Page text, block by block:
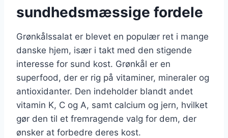
sundhedsmæssige fordele
Grønkålssalat er blevet en populær ret i mange
danske hjem, især i takt med den stigende
interesse for sund kost. Grønkål er en
superfood, der er rig på vitaminer, mineraler og
antioxidanter. Den indeholder blandt andet
vitamin K, C og A, samt calcium og jern, hvilket
gør den til et fremragende valg for dem, der
ønsker at forbedre deres kost.